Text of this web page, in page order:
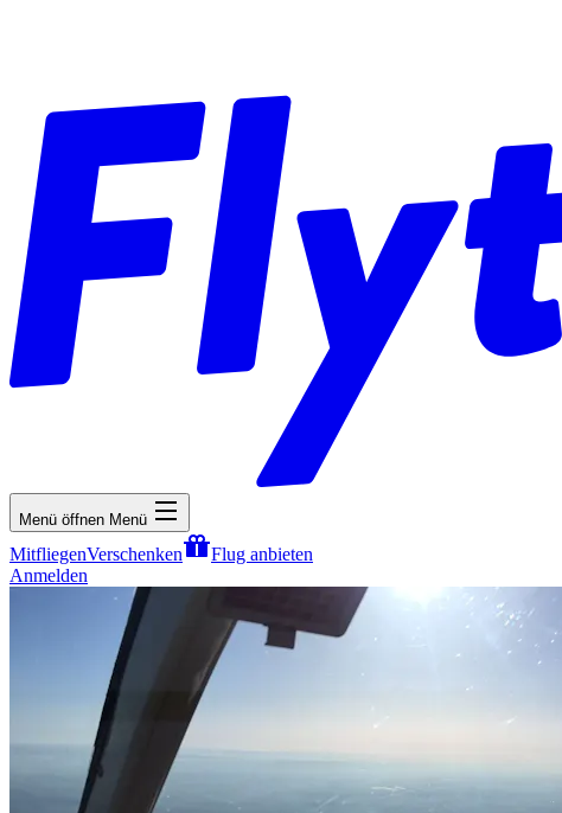
Menü öffnen Menü
MitfliegenVerschenken
Flug anbieten
Anmelden